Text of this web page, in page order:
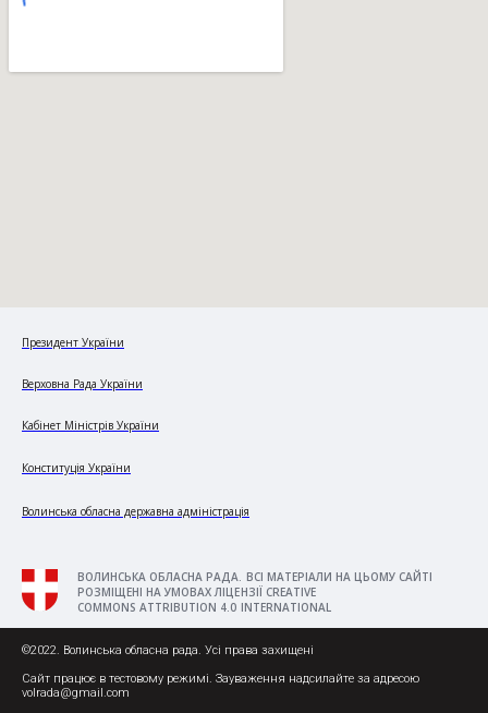
Президент України
Верховна Рада України
Кабінет Міністрів України
Конституція України
Волинська обласна державна адміністрація
ВОЛИНСЬКА ОБЛАСНА РАДА. ВСІ МАТЕРІАЛИ НА ЦЬОМУ САЙТІ
РОЗМІЩЕНІ НА УМОВАХ ЛІЦЕНЗІЇ CREATIVE
COMMONS ATTRIBUTION 4.0 INTERNATIONAL
©2022. Волинська обласна рада. Усі права захищені
Сайт працює в тестовому режимі. Зауваження надсилайте за адресою
volrada@gmail.com